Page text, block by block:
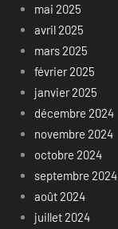
mai 2025
avril 2025
mars 2025
février 2025
janvier 2025
décembre 2024
novembre 2024
octobre 2024
septembre 2024
août 2024
juillet 2024